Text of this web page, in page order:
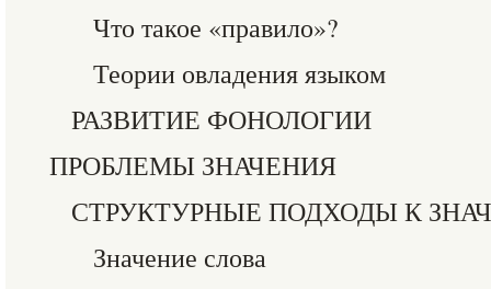
Что такое «правило»?
Теории овладения языком
РАЗВИТИЕ ФОНОЛОГИИ
ПРОБЛЕМЫ ЗНАЧЕНИЯ
СТРУКТУРНЫЕ ПОДХОДЫ К
Значение слова